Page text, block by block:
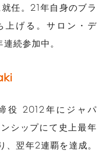
任。21年自身のブラ
上げる。サロン・デ
続参加中。
役 2012年にジャパ
シップにて史上最年
、翌年2連覇を達成。